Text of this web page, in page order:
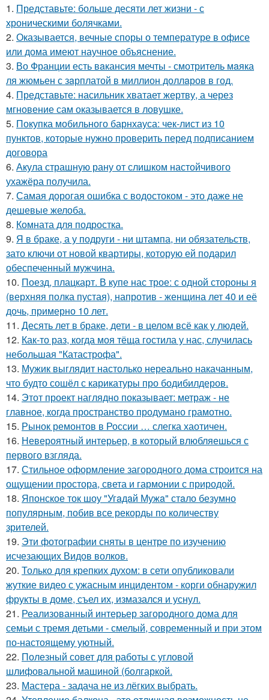
1. Представьте: больше десяти лет жизни - с
хроническими болячками.
2. Оказывается, вечные споры о температуре в офисе
или дома имеют научное объяснение.
3. Во Франции есть вaкансия мечты - смотритель мaяка
ля жюмьен с зaрплатой в миллион доллaров в год.
4. Представьте: насильник хватает жертву, а через
мгновение сам оказывается в ловушке.
5. Покупка мобильного барнхауса: чек-лист из 10
пунктов, которые нужно проверить перед подписанием
договора
6. Акула страшную рану от слишком настойчивого
ухажёра получила.
7. Самая дорогая ошибка с водостоком - это даже не
дешевые желоба.
8. Комната для подростка.
9. Я в браке, а у подруги - ни штампа, ни обязательств,
зато ключи от новой квартиры, которую ей подарил
обеспеченный мужчина.
10. Поезд, плацкарт. В купе нас трое: с одной стороны я
(верхняя полка пустая), напротив - женщина лет 40 и её
дочь, примерно 10 лет.
11. Десять лет в браке, дети - в целом всё как у людей.
12. Как-то раз, когда моя тёща гостила у нас, случилась
небольшая "Катастрофа".
13. Мужик выглядит настолько нереально накачанным,
что будто сошёл с карикатуры про бодибилдеров.
14. Этот проект наглядно показывает: метраж - не
главное, когда пространство продумано грамотно.
15. Рынок ремонтов в России … слегка хаотичен.
16. Невероятный интерьер, в который влюбляешься с
первого взгляда.
17. Стильное оформление загородного дома строится на
ощущении простора, света и гармонии с природой.
18. Японское ток шоу "Угaдaй Мужa" стaло безумно
популярным, побив все рекорды по количеству
зрителей.
19. Эти фотографии сняты в центре по изучению
исчезающих Видов волков.
20. Только для крепких духом: в сети опубликовали
жуткие видео с ужасным инцидентом - корги обнаружил
фрукты в доме, съел их, измазался и уснул.
21. Реализованный интерьер загородного дома для
семьи с тремя детьми - смелый, современный и при этом
по-настоящему уютный.
22. Полезный совет для работы с угловой
шлифовальной машиной (болгаркой.
23. Мастера - задача не из лёгких выбрать.